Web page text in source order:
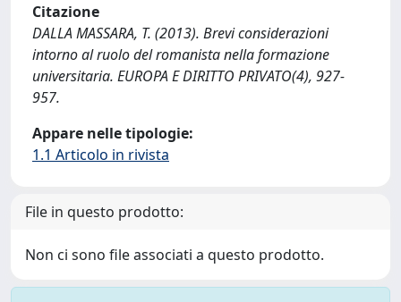
Citazione
DALLA MASSARA, T. (2013). Brevi considerazioni
intorno al ruolo del romanista nella formazione
universitaria. EUROPA E DIRITTO PRIVATO(4), 927-
957.
Appare nelle tipologie:
1.1 Articolo in rivista
File in questo prodotto:
Non ci sono file associati a questo prodotto.